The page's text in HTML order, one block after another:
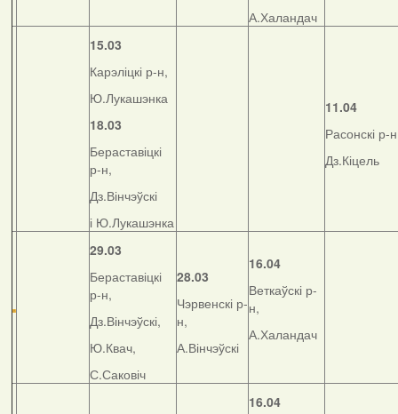
А.Халандач
15.03
Карэліцкі р-н,
Ю.Лукашэнка
18.03
Бераставіцкі
р-н,
Дз.Вінчэўскі
і Ю.Лукашэнка
11.04
Расонскі р-
Дз.Кіцель
29.03
Бераставіцкі
р-н,
Дз.Вінчэўскі,
Ю.Квач,
С.Саковіч
28.03
Чэрвенскі р-
н,
А.Вінчэўскі
16.04
Веткаўскі р-
н,
А.Халандач
16.04